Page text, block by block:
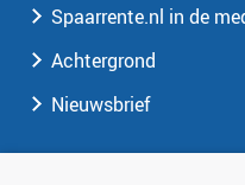
Spaarrente.nl in de
Achtergrond
Nieuwsbrief